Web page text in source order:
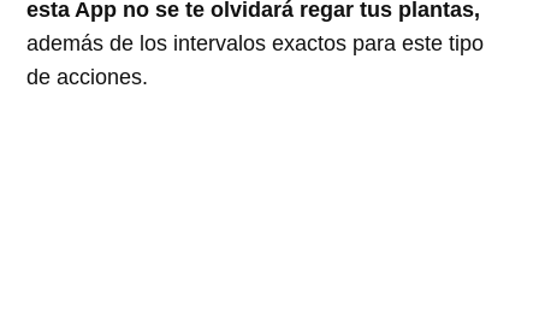
esta App no se te olvidará regar tus plantas,
además de los intervalos exactos para este tipo
de acciones.